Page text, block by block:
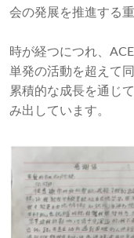
会の発展を推進する
時が経つにつれ、
単発の活動を超えて
累積的な成長を通じ
み出しています。